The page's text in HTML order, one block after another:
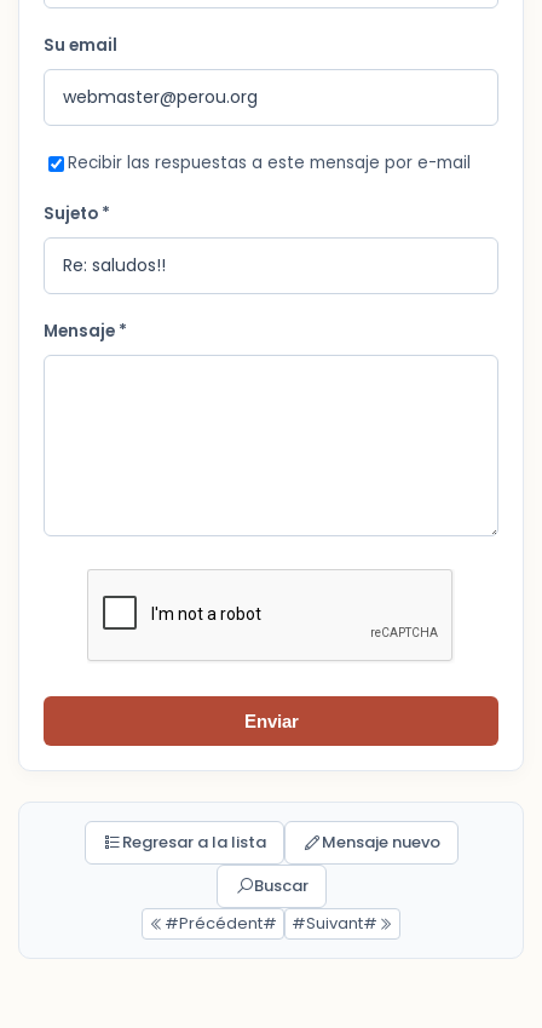
Su email
Recibir las respuestas a este mensaje por e-mail
Sujeto *
Mensaje *
Enviar
Regresar a la lista
Mensaje nuevo
Buscar
#Précédent#
#Suivant#